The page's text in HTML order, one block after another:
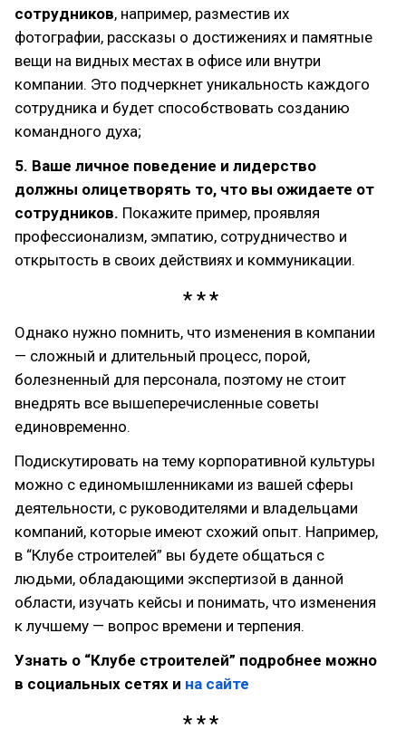
сотрудников, например, разместив их
фотографии, рассказы о достижениях и памятные
вещи на видных местах в офисе или внутри
компании. Это подчеркнет уникальность каждого
сотрудника и будет способствовать созданию
командного духа;
5. Ваше личное поведение и лидерство
должны олицетворять то, что вы ожидаете от
сотрудников. Покажите пример, проявляя
профессионализм, эмпатию, сотрудничество и
открытость в своих действиях и коммуникации.
Однако нужно помнить, что изменения в компании
— сложный и длительный процесс, порой,
болезненный для персонала, поэтому не стоит
внедрять все вышеперечисленные советы
единовременно.
Подискутировать на тему корпоративной культуры
можно с единомышленниками из вашей сферы
деятельности, с руководителями и владельцами
компаний, которые имеют схожий опыт. Например,
в “Клубе строителей” вы будете общаться с
людьми, обладающими экспертизой в данной
области, изучать кейсы и понимать, что изменения
к лучшему — вопрос времени и терпения.
Узнать о “Клубе строителей” подробнее можно
в социальных сетях и на сайте